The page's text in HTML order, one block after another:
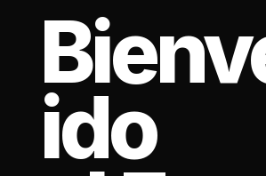
ido